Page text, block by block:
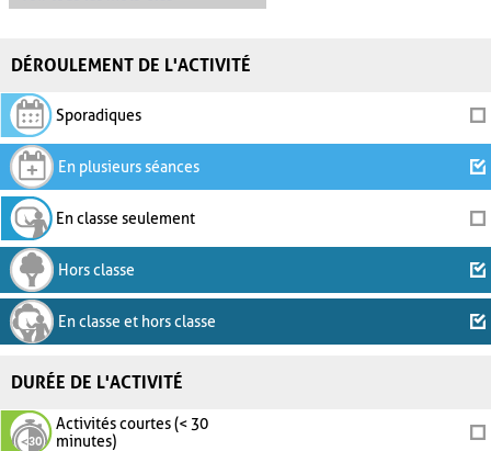
DÉROULEMENT DE L'ACTIVITÉ
Sporadiques
En plusieurs séances
En classe seulement
Hors classe
En classe et hors classe
DURÉE DE L'ACTIVITÉ
Activités courtes (< 30
minutes)